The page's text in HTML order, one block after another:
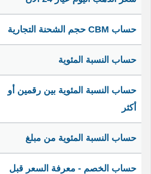
حساب CBM حجم الشحنة التجارية
حساب النسبة المئوية
حساب النسبة المئوية بين رقمين أو
أكثر
حساب النسبة المئوية من مبلغ
حساب الخصم - معرفة السعر قبل